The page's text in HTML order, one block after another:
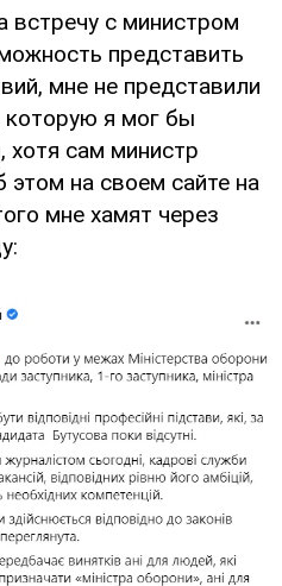
встречу с министром
представить
мне не представили
которую я мог бы
сам министр
этом на своем сайте на
мне хамят через